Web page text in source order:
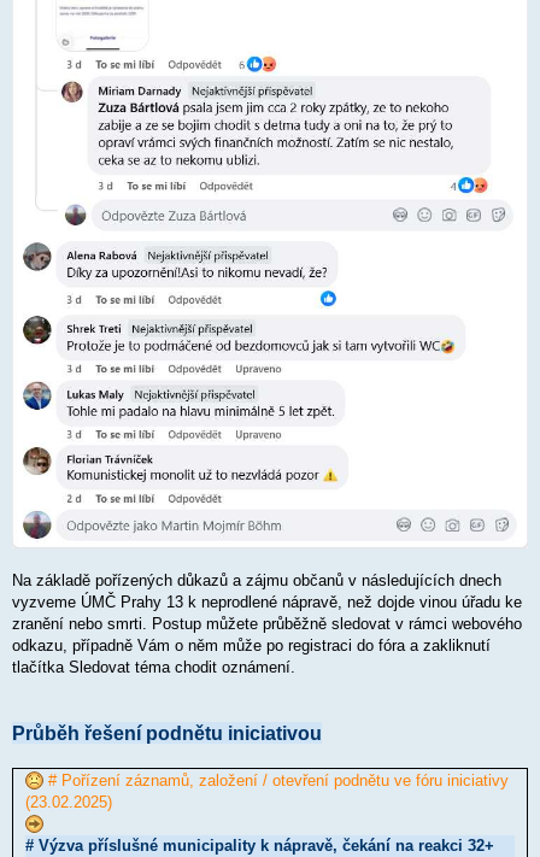
Na základě pořízených důkazů a zájmu občanů v následujících dnech
vyzveme ÚMČ Prahy 13 k neprodlené nápravě, než dojde vinou úřadu ke
zranění nebo smrti. Postup můžete průběžně sledovat v rámci webového
odkazu, případně Vám o něm může po registraci do fóra a zakliknutí
tlačítka Sledovat téma chodit oznámení.
Průběh řešení podnětu iniciativou
# Pořízení záznamů, založení / otevření podnětu ve fóru iniciativy
(23.02.2025)
# Výzva příslušné municipality k nápravě, čekání na reakci 32+